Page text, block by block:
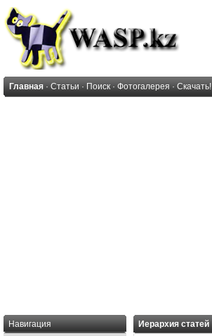
Главная · Статьи · Поиск · Фотогалерея · Скачать!
Навигация Иерархия статей